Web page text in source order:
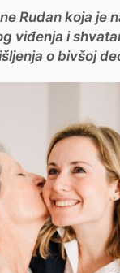
Rudan koja je
viđenja i
o bivšoj